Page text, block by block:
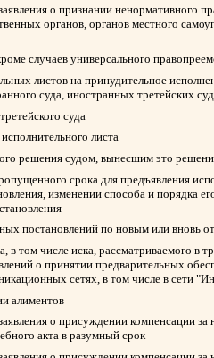
о признании ненормативного
органов, органов местного
случаев универсального
листов на принудительное
суда, иностранных третейских
суда
листа
решения судом, вынесшим это
срока для предъявления
изменении способа и порядка
постановлений по новым или вновь
в том числе иска, рассматриваемого в
о принятии предварительных
сетях, в том числе в сети
алиментов
о присуждении компенсации
акта в разумный срок